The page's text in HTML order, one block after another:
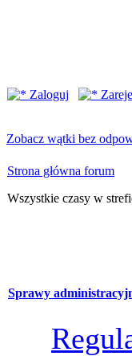
Zaloguj
Zobacz wątki bez
Strona główna forum
Wszystkie czasy w
Sprawy